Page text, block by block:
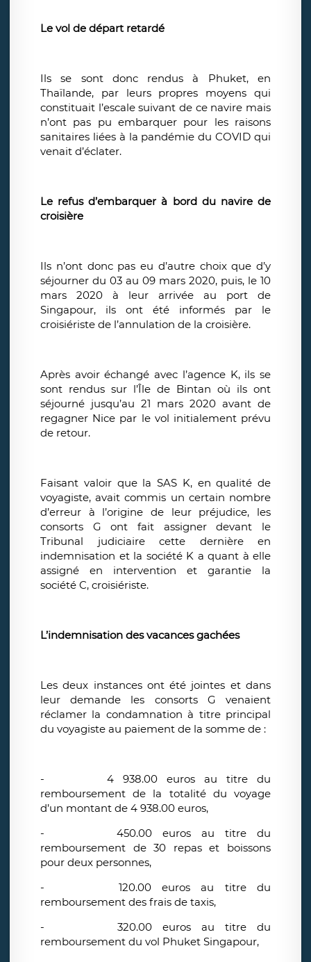
Le vol de départ retardé
Ils se sont donc rendus à Phuket, en
Thaïlande, par leurs propres moyens qui
constituait l’escale suivant de ce navire mais
n’ont pas pu embarquer pour les raisons
sanitaires liées à la pandémie du COVID qui
venait d’éclater.
Le refus d’embarquer à bord du navire de
croisière
Ils n’ont donc pas eu d’autre choix que d’y
séjourner du 03 au 09 mars 2020, puis, le 10
mars 2020 à leur arrivée au port de
Singapour, ils ont été informés par le
croisiériste de l’annulation de la croisière.
Après avoir échangé avec l’agence K, ils se
sont rendus sur l’Île de Bintan où ils ont
séjourné jusqu’au 21 mars 2020 avant de
regagner Nice par le vol initialement prévu
de retour.
Faisant valoir que la SAS K, en qualité de
voyagiste, avait commis un certain nombre
d’erreur à l’origine de leur préjudice, les
consorts G ont fait assigner devant le
Tribunal judiciaire cette dernière en
indemnisation et la société K a quant à elle
assigné en intervention et garantie la
société C, croisiériste.
L’indemnisation des vacances gachées
Les deux instances ont été jointes et dans
leur demande les consorts G venaient
réclamer la condamnation à titre principal
du voyagiste au paiement de la somme de :
-
4 938.00 euros au titre du
remboursement de la totalité du voyage
d’un montant de 4 938.00 euros,
-
450.00 euros au titre du
remboursement de 30 repas et boissons
pour deux personnes,
-
120.00 euros au titre du
remboursement des frais de taxis,
-
320.00 euros au titre du
remboursement du vol Phuket Singapour,